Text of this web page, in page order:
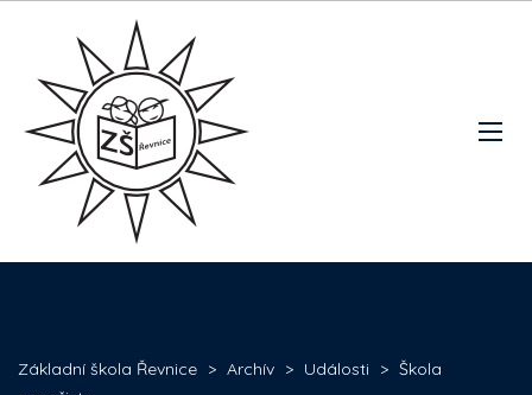
Základní škola Řevnice > Archív > Události > Škola